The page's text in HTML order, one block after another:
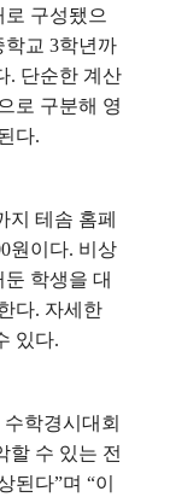
구성됐으
학교 3학년까
. 단순한 계산
로 구분해 영
다.
지 테솜 홈페
원이다. 비상
학생을 대
다. 자세한
있다.
학경시대회
할 수 있는 전
된다”며 “이